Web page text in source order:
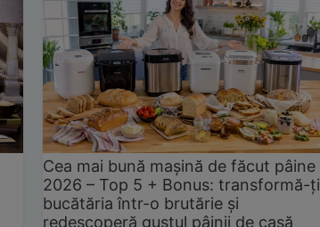
Cea mai bună mașină de făcut pâine
2026 – Top 5 + Bonus: transformă-ți
bucătăria într-o brutărie și
redescoperă gustul pâinii de casă